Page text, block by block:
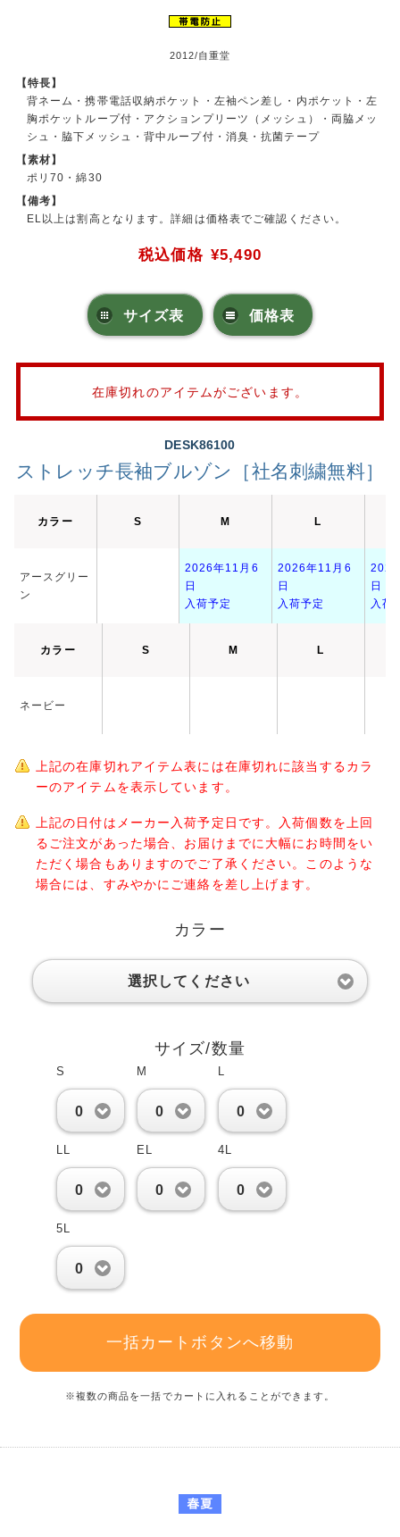
2012/自重堂
【特長】
背ネーム・携帯電話収納ポケット・左袖ペン差し・内ポケット・左
胸ポケットループ付・アクションプリーツ（メッシュ）・両脇メッ
シュ・脇下メッシュ・背中ループ付・消臭・抗菌テープ
【素材】
ポリ70・綿30
【備考】
EL以上は割高となります。詳細は価格表でご確認ください。
税込価格 ¥5,490
サイズ表 価格表
在庫切れのアイテムがございます。
DESK86100
ストレッチ長袖ブルゾン［社名刺繍無料］
カラー S M L
アースグリー
ン
2026年11月6
日
入荷予定
2026年11月6
日
入荷予定
日
入荷
カラー S M L
ネービー
上記の在庫切れアイテム表には在庫切れに該当するカラ
ーのアイテムを表示しています。
上記の日付はメーカー入荷予定日です。入荷個数を上回
るご注文があった場合、お届けまでに大幅にお時間をい
ただく場合もありますのでご了承ください。このような
場合には、すみやかにご連絡を差し上げます。
カラー
選択してください
サイズ/数量
S
0
M
0
L
0
LL
0
EL
0
4L
0
5L
0
一括カートボタンへ移動
※複数の商品を一括でカートに入れることができます。